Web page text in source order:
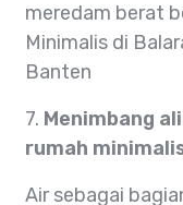
meredam berat
Minimalis di
Banten
7. Menimbang
rumah
Air sebagai